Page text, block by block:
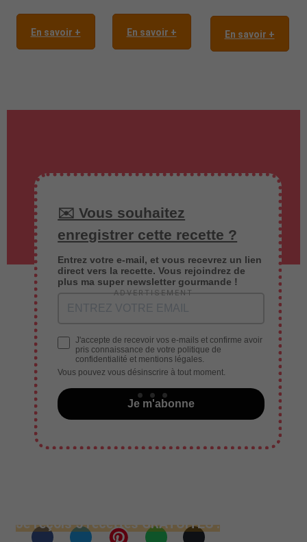
En savoir + En savoir + En savoir +
✉️ Vous souhaitez
enregistrer cette recette ?
Entrez votre e-mail, et vous recevrez un lien
direct vers la recette. Vous rejoindrez de
plus ma super newsletter gourmande !
J'accepte de recevoir vos e-mails et confirme avoir
pris connaissance de votre politique de
confidentialité et mentions légales.
Vous pouvez vous désinscrire à tout moment.
Je m'abonne
Je reçois 5 recettes GRATUITES !